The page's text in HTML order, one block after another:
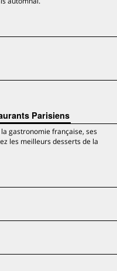
Parisiens
la gastronomie française, ses
les meilleurs desserts de la